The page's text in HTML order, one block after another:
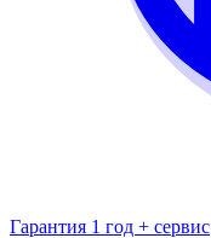
Гарантия 1 год + сервис